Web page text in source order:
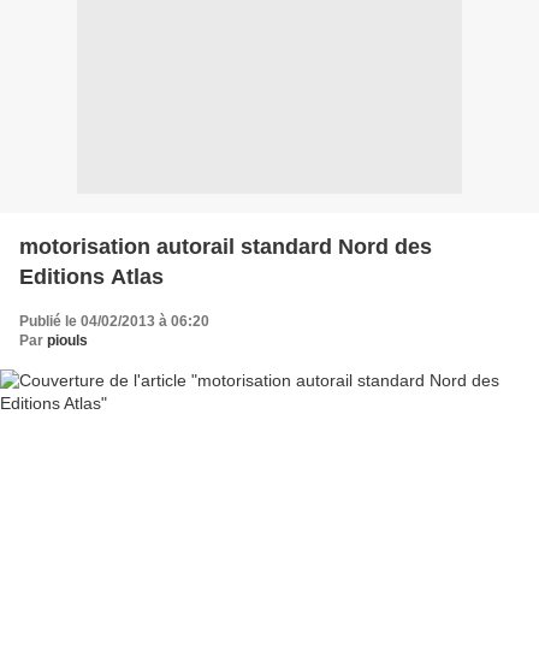
motorisation autorail standard Nord des
Editions Atlas
Publié le 04/02/2013 à 06:20
Par piouls